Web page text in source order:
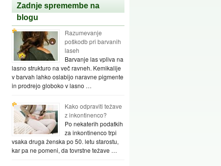
Zadnje spremembe na
blogu
Razumevanje
poškodb pri barvanih
laseh
Barvanje las vpliva na
lasno strukturo na več ravneh. Kemikalije
v barvah lahko oslabijo naravne pigmente
in prodrejo globoko v lasno …
Kako odpraviti težave
z inkontinenco?
Po nekaterih podatkih
za inkontinenco trpi
vsaka druga ženska po 50. letu starostu,
kar pa ne pomeni, da tovrstne težave …